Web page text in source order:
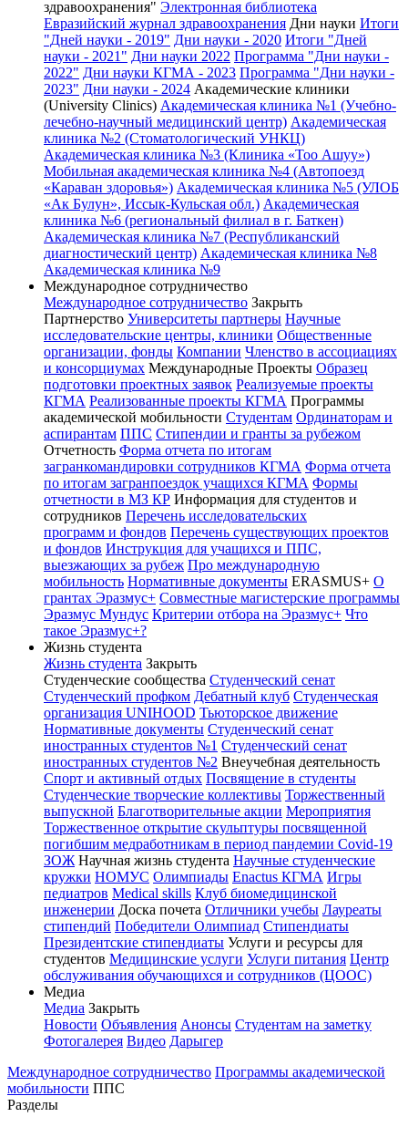
здравоохранения" Электронная библиотека
Евразийский журнал здравоохранения Дни науки Итоги
"Дней науки - 2019" Дни науки - 2020 Итоги "Дней
науки - 2021" Дни науки 2022 Программа "Дни науки -
2022" Дни науки КГМА - 2023 Программа "Дни науки -
2023" Дни науки - 2024 Академические клиники
(University Clinics) Академическая клиника №1 (Учебно-
лечебно-научный медицинский центр) Академическая
клиника №2 (Стоматологический УНКЦ)
Академическая клиника №3 (Клиника «Тоо Ашуу»)
Мобильная академическая клиника №4 (Автопоезд
«Караван здоровья») Академическая клиника №5 (УЛОБ
«Ак Булун», Иссык-Кульская обл.) Академическая
клиника №6 (региональный филиал в г. Баткен)
Академическая клиника №7 (Республиканский
диагностический центр) Академическая клиника №8
Академическая клиника №9
Международное сотрудничество
Международное сотрудничество Закрыть
Партнерство Университеты партнеры Научные
исследовательские центры, клиники Общественные
организации, фонды Компании Членство в ассоциациях
и консорциумах Международные Проекты Образец
подготовки проектных заявок Реализуемые проекты
КГМА Реализованные проекты КГМА Программы
академической мобильности Студентам Ординаторам и
аспирантам ППС Стипендии и гранты за рубежом
Отчетность Форма отчета по итогам
загранкомандировки сотрудников КГМА Форма отчета
по итогам загранпоездок учащихся КГМА Формы
отчетности в МЗ КР Информация для студентов и
сотрудников Перечень исследовательских
программ и фондов Перечень существующих проектов
и фондов Инструкция для учащихся и ППС,
выезжающих за рубеж Про международную
мобильность Нормативные документы ERASMUS+ О
грантах Эразмус+ Совместные магистерские программы
Эразмус Мундус Критерии отбора на Эразмус+ Что
такое Эразмус+?
Жизнь студента
Жизнь студента Закрыть
Студенческие сообщества Студенческий сенат
Студенческий профком Дебатный клуб Студенческая
организация UNIHOOD Тьюторское движение
Нормативные документы Студенческий сенат
иностранных студентов №1 Студенческий сенат
иностранных студентов №2 Внеучебная деятельность
Спорт и активный отдых Посвящение в студенты
Студенческие творческие коллективы Торжественный
выпускной Благотворительные акции Мероприятия
Торжественное открытие скульптуры посвященной
погибшим медработникам в период пандемии Covid-19
ЗОЖ Научная жизнь студента Научные студенческие
кружки НОМУС Олимпиады Enactus КГМА Игры
педиатров Medical skills Клуб биомедицинской
инженерии Доска почета Отличники учебы Лауреаты
стипендий Победители Олимпиад Стипендиаты
Президентские стипендиаты Услуги и ресурсы для
студентов Медицинские услуги Услуги питания Центр
обслуживания обучающихся и сотрудников (ЦООС)
Медиа
Медиа Закрыть
Новости Объявления Анонсы Студентам на заметку
Фотогалерея Видео Дарыгер
Международное сотрудничество Программы академической
мобильности ППС
Разделы